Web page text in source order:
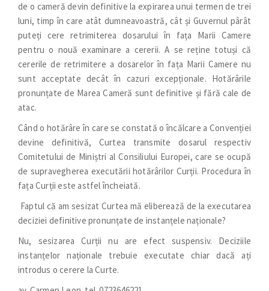
de o cameră devin definitive la expirarea unui termen de trei
luni, timp în care atât dumneavoastră, cât și Guvernul pârât
puteți cere retrimiterea dosarului în fața Marii Camere
pentru o nouă examinare a cererii. A se reține totuși că
cererile de retrimitere a dosarelor în fața Marii Camere nu
sunt acceptate decât în cazuri excepționale. Hotărârile
pronunțate de Marea Cameră sunt definitive și fără cale de
atac.
Când o hotărâre în care se constată o încălcare a Convenției
devine definitivă, Curtea transmite dosarul respectiv
Comitetului de Miniștri al Consiliului Europei, care se ocupă
de supravegherea executării hotărârilor Curții. Procedura în
fața Curții este astfel încheiată.
 Faptul că am sesizat Curtea mă eliberează de la executarea
deciziei definitive pronunțate de instanțele naționale?
Nu, sesizarea Curții nu are efect suspensiv. Deciziile
instanțelor naționale trebuie executate chiar dacă ați
introdus o cerere la Curte.